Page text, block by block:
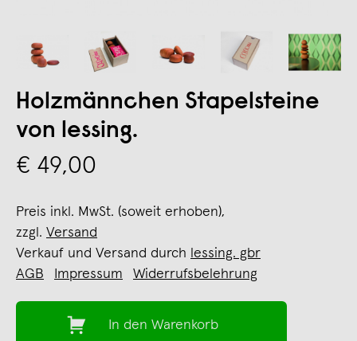
Holzmännchen Stapelsteine
von lessing.
€ 49,00
Preis inkl. MwSt. (soweit erhoben),
zzgl. Versand
Verkauf und Versand durch lessing. gbr
AGB
Impressum Widerrufsbelehrung
In den Warenkorb